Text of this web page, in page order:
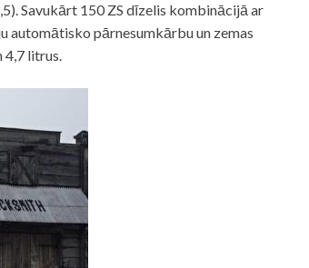
Savukārt 150 ZS dīzelis kombinācijā ar
automātisko pārnesumkārbu un zemas
4,7 litrus.